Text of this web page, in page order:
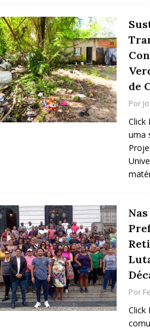
de
Por
Click
uma
Por
Click